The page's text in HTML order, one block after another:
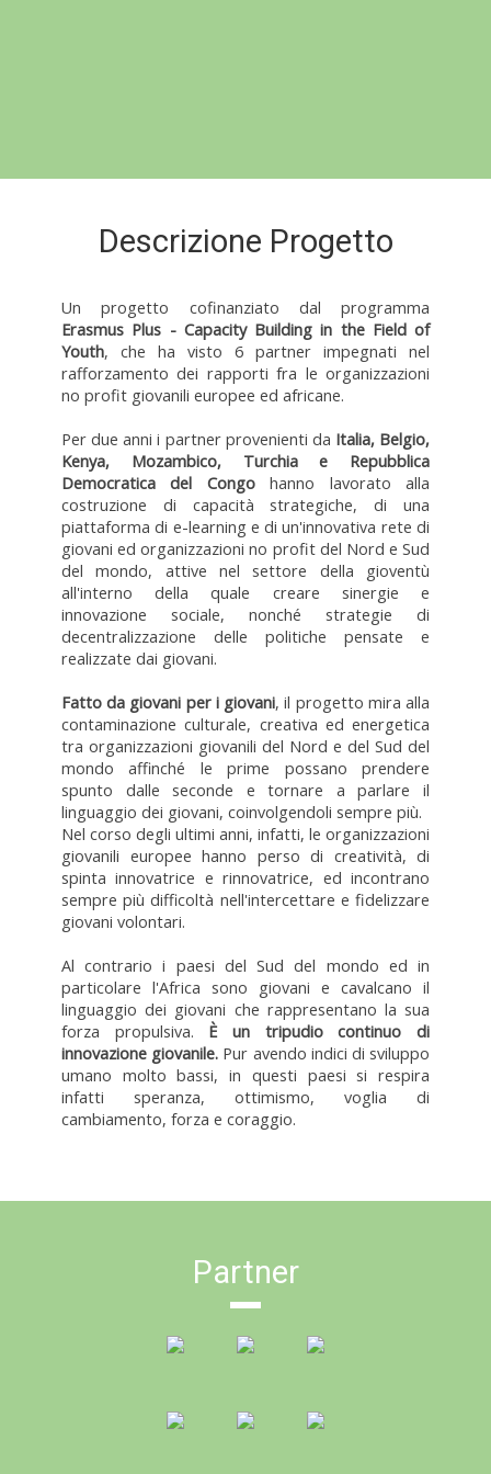
Descrizione Progetto
Un progetto cofinanziato dal programma
Erasmus Plus - Capacity Building in the Field of
Youth, che ha visto 6 partner impegnati nel
rafforzamento dei rapporti fra le organizzazioni
no profit giovanili europee ed africane.
Per due anni i partner provenienti da Italia, Belgio,
Kenya, Mozambico, Turchia e Repubblica
Democratica del Congohanno lavorato alla
costruzione di capacità strategiche, di una
piattaforma di e-learning e di un'innovativa rete di
giovani ed organizzazioni no profit del Nord e Sud
del mondo, attive nel settore della gioventù
all'interno della quale creare sinergie e
innovazione sociale, nonché strategie di
decentralizzazione delle politiche pensate e
realizzate dai giovani.
Fatto da giovani per i giovani, il progetto mira alla
contaminazione culturale, creativa ed energetica
tra organizzazioni giovanili del Nord e del Sud del
mondo affinché le prime possano prendere
spunto dalle seconde e tornare a parlare il
linguaggio dei giovani, coinvolgendoli sempre più.
Nel corso degli ultimi anni, infatti, le organizzazioni
giovanili europee hanno perso di creatività, di
spinta innovatrice e rinnovatrice, ed incontrano
sempre più difficoltà nell'intercettare e fidelizzare
giovani volontari.
Al contrario i paesi del Sud del mondo ed in
particolare l'Africa sono giovani e cavalcano il
linguaggio dei giovani che rappresentano la sua
forza propulsiva. È un tripudio continuo di
innovazione giovanile. Pur avendo indici di sviluppo
umano molto bassi, in questi paesi si respira
infatti speranza, ottimismo, voglia di
cambiamento, forza e coraggio.
Partner